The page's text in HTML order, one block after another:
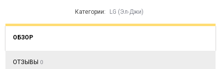
Категории: LG (Эл-Джи)
ОБЗОР
ОТЗЫВЫ 0